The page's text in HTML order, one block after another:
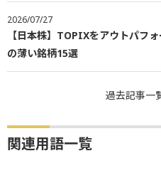
2026/07/27
【日本株】TOPIXをアウトパフ
の薄い銘柄15選
過去記事一
関連用語一覧